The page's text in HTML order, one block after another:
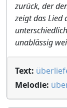
zurück, der
zeigt das Lied
unablässig
Text:
Melodie: